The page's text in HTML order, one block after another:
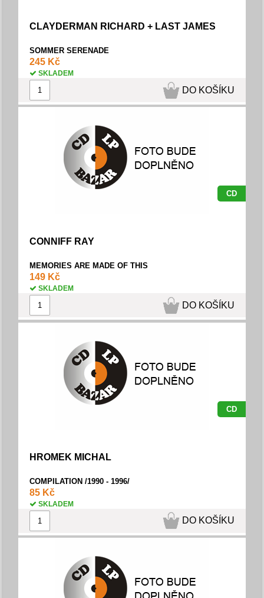
CLAYDERMAN RICHARD + LAST JAMES
SOMMER SERENADE
245 Kč
SKLADEM
DO KOŠÍKU
CD
CONNIFF RAY
MEMORIES ARE MADE OF THIS
149 Kč
SKLADEM
DO KOŠÍKU
CD
HROMEK MICHAL
COMPILATION /1990 - 1996/
85 Kč
SKLADEM
DO KOŠÍKU